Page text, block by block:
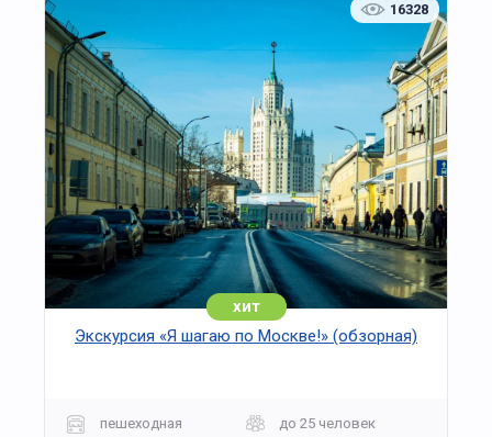
16328
хит
Экскурсия «Я шагаю по Москве!» (обзорная)
пешеходная
до 25 человек